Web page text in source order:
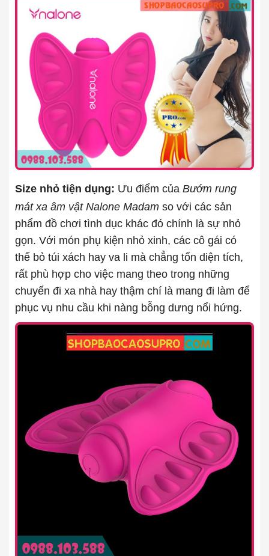
Size nhỏ tiện dụng: Ưu điểm của Bướm rung
mát xa âm vật Nalone Madam so với các sản
phẩm đồ chơi tình dục khác đó chính là sự nhỏ
gọn. Với món phụ kiện nhỏ xinh, các cô gái có
thể bỏ túi xách hay va li mà chẳng tốn diện tích,
rất phù hợp cho việc mang theo trong những
chuyến đi xa nhà hay thậm chí là mang đi làm để
phục vụ nhu cầu khi nàng bỗng dưng nổi hứng.